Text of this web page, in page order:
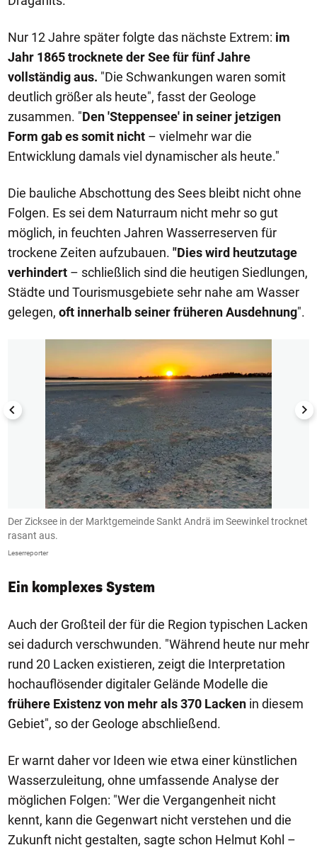
Nur 12 Jahre später folgte das nächste Extrem: im
Jahr 1865 trocknete der See für fünf Jahre
vollständig aus. "Die Schwankungen waren somit
deutlich größer als heute", fasst der Geologe
zusammen. "Den 'Steppensee' in seiner jetzigen
Form gab es somit nicht – vielmehr war die
Entwicklung damals viel dynamischer als heute."
Die bauliche Abschottung des Sees bleibt nicht ohne
Folgen. Es sei dem Naturraum nicht mehr so gut
möglich, in feuchten Jahren Wasserreserven für
trockene Zeiten aufzubauen. "Dies wird heutzutage
verhindert – schließlich sind die heutigen Siedlungen,
Städte und Tourismusgebiete sehr nahe am Wasser
gelegen, oft innerhalb seiner früheren Ausdehnung".
1/20
Der Zicksee in der Marktgemeinde Sankt Andrä im Seewinkel trocknet
rasant aus.
Leserreporter
Ein komplexes System
Auch der Großteil der für die Region typischen Lacken
sei dadurch verschwunden. "Während heute nur mehr
rund 20 Lacken existieren, zeigt die Interpretation
hochauflösender digitaler Gelände Modelle die
frühere Existenz von mehr als 370 Lacken in diesem
Gebiet", so der Geologe abschließend.
Er warnt daher vor Ideen wie etwa einer künstlichen
Wasserzuleitung, ohne umfassende Analyse der
möglichen Folgen: "Wer die Vergangenheit nicht
kennt, kann die Gegenwart nicht verstehen und die
Zukunft nicht gestalten, sagte schon Helmut Kohl –